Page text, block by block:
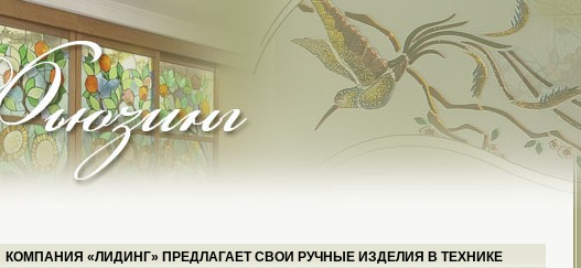
КОМПАНИЯ «ЛИДИНГ» ПРЕДЛАГАЕТ СВОИ РУЧНЫЕ ИЗДЕЛИЯ В ТЕХНИКЕ